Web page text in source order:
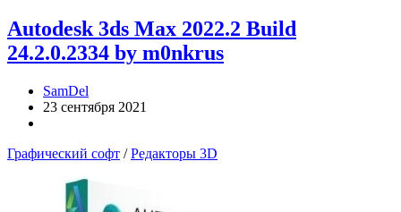
Autodesk 3ds Max 2022.2 Build
24.2.0.2334 by m0nkrus
SamDel
23 сентября 2021
Графический софт /Редакторы 3D